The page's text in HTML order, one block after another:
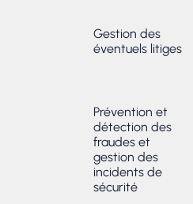
Gestion des
éventuels litiges
Prévention et
détection des
fraudes et
gestion des
incidents de
sécurité